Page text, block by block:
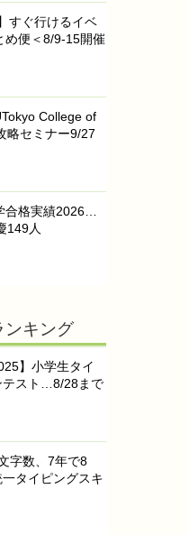
すぐ行けるイベ
め便＜8/9-15開催
College of
略セミナー9/27
合格実績2026…
149人
ンキング
】小学生タイ
テスト…8/28まで
字数、7年で8
タイピングスキ